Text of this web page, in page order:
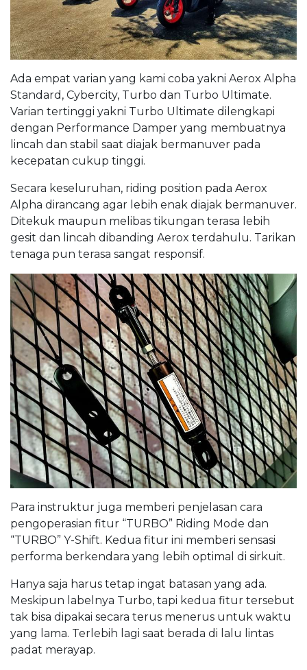
Ada empat varian yang kami coba yakni Aerox Alpha
Standard, Cybercity, Turbo dan Turbo Ultimate.
Varian tertinggi yakni Turbo Ultimate dilengkapi
dengan Performance Damper yang membuatnya
lincah dan stabil saat diajak bermanuver pada
kecepatan cukup tinggi.
Secara keseluruhan, riding position pada Aerox
Alpha dirancang agar lebih enak diajak bermanuver.
Ditekuk maupun melibas tikungan terasa lebih
gesit dan lincah dibanding Aerox terdahulu. Tarikan
tenaga pun terasa sangat responsif.
Para instruktur juga memberi penjelasan cara
pengoperasian fitur “TURBO” Riding Mode dan
“TURBO” Y-Shift. Kedua fitur ini memberi sensasi
performa berkendara yang lebih optimal di sirkuit.
Hanya saja harus tetap ingat batasan yang ada.
Meskipun labelnya Turbo, tapi kedua fitur tersebut
tak bisa dipakai secara terus menerus untuk waktu
yang lama. Terlebih lagi saat berada di lalu lintas
padat merayap.